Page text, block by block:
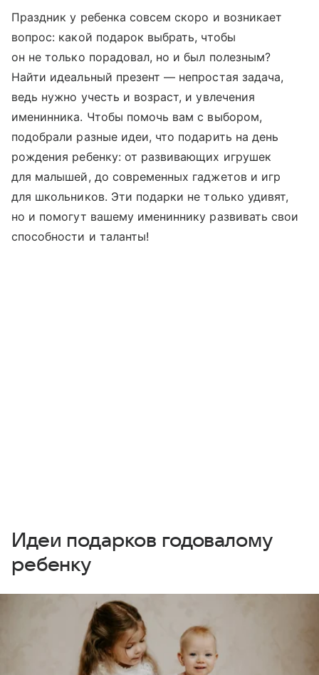
Праздник у ребенка совсем скоро и возникает
вопрос: какой подарок выбрать, чтобы
он не только порадовал, но и был полезным?
Найти идеальный презент — непростая задача,
ведь нужно учесть и возраст, и увлечения
именинника. Чтобы помочь вам с выбором,
подобрали разные идеи, что подарить на день
рождения ребенку: от развивающих игрушек
для малышей, до современных гаджетов и игр
для школьников. Эти подарки не только удивят,
но и помогут вашему имениннику развивать свои
способности и таланты!
Идеи подарков годовалому
ребенку